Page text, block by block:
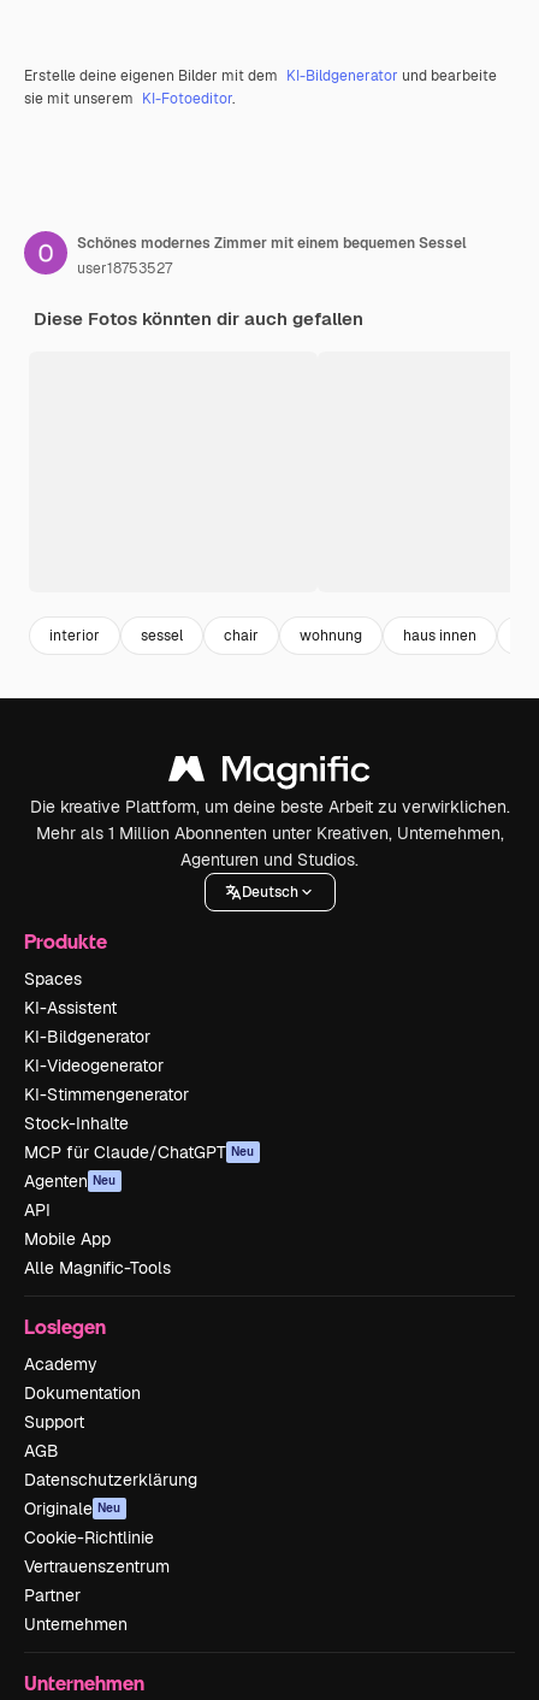
Erstelle deine eigenen Bilder mit dem KI-Bildgenerator und bearbeite
sie mit unserem KI-Fotoeditor.
Schönes modernes Zimmer mit einem bequemen Sessel
user18753527
Diese Fotos könnten dir auch gefallen
interior sessel chair wohnung haus innen
Die kreative Plattform, um deine beste Arbeit zu verwirklichen.
Mehr als 1 Million Abonnenten unter Kreativen, Unternehmen,
Agenturen und Studios.
Deutsch
Produkte
Spaces
KI-Assistent
KI-Bildgenerator
KI-Videogenerator
KI-Stimmengenerator
Stock-Inhalte
MCP für Claude/ChatGPT Neu
Agenten Neu
API
Mobile App
Alle Magnific-Tools
Loslegen
Academy
Dokumentation
Support
AGB
Datenschutzerklärung
Originale Neu
Cookie-Richtlinie
Vertrauenszentrum
Partner
Unternehmen
Unternehmen